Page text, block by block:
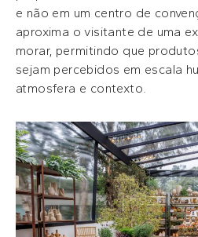
e não em um centro de
aproxima o visitante de uma
morar, permitindo que
sejam percebidos em escala
atmosfera e contexto.